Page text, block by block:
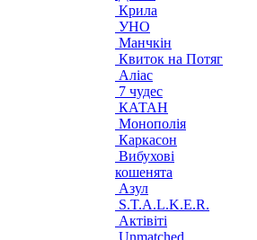
Крила
УНО
Манчкін
Квиток на Потяг
Аліас
7 чудес
КАТАН
Монополія
Каркасон
Вибухові
кошенята
Азул
S.T.A.L.K.E.R.
Актівіті
Unmatched